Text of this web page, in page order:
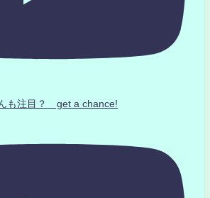
も注目？ get a chance!